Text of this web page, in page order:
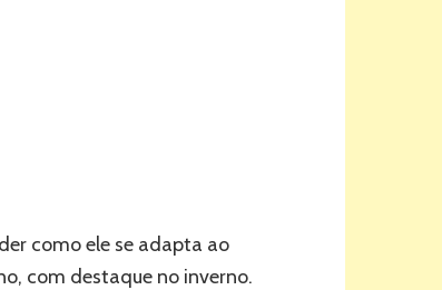
como ele se adapta ao
com destaque no inverno.